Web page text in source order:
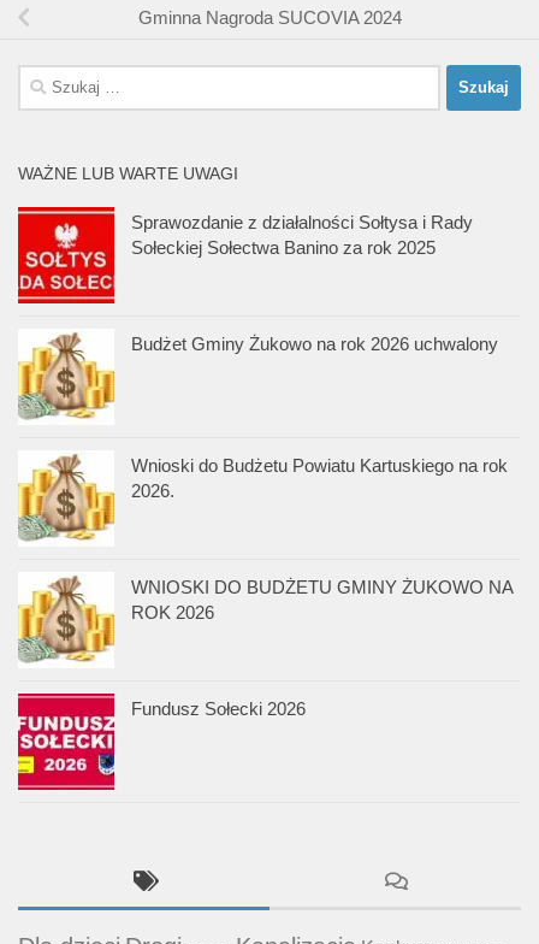
Gminna Nagroda SUCOVIA 2024
Szukaj:
WAŻNE LUB WARTE UWAGI
Sprawozdanie z działalności Sołtysa i Rady
Sołeckiej Sołectwa Banino za rok 2025
Budżet Gminy Żukowo na rok 2026 uchwalony
Wnioski do Budżetu Powiatu Kartuskiego na rok
2026.
WNIOSKI DO BUDŻETU GMINY ŻUKOWO NA
ROK 2026
Fundusz Sołecki 2026